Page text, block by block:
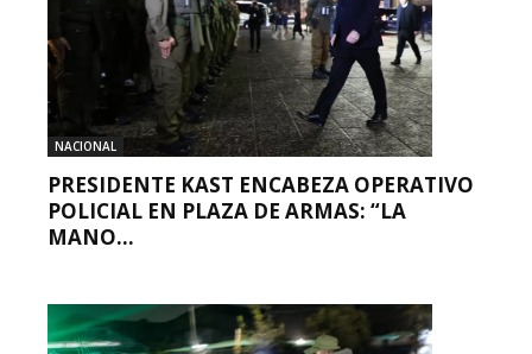
NACIONAL
PRESIDENTE KAST ENCABEZA OPERATIVO
POLICIAL EN PLAZA DE ARMAS: “LA
MANO...